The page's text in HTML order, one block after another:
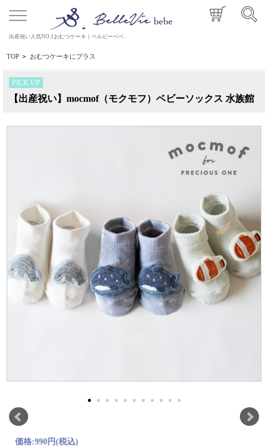
出産祝い人気NO.1おむつケーキ｜ベルビーベベ
TOP > おむつケーキにプラス
PICK UP
【出産祝い】mocmof（モクモフ）ベビーソックス 水族館
価格:990円(税込)